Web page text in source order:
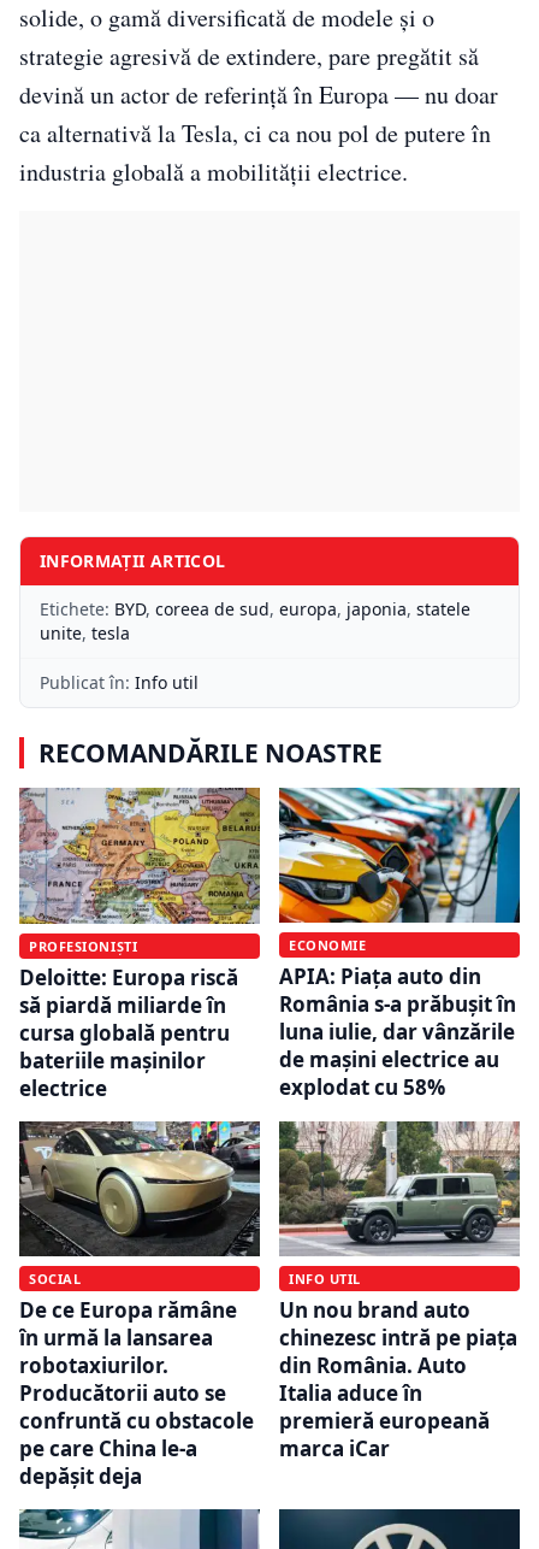
solide, o gamă diversificată de modele și o
strategie agresivă de extindere, pare pregătit să
devină un actor de referință în Europa — nu doar
ca alternativă la Tesla, ci ca nou pol de putere în
industria globală a mobilității electrice.
INFORMAȚII ARTICOL
Etichete: BYD, coreea de sud, europa, japonia, statele
unite, tesla
Publicat în: Info util
RECOMANDĂRILE NOASTRE
PROFESIONIȘTI
Deloitte: Europa riscă
să piardă miliarde în
cursa globală pentru
bateriile mașinilor
electrice
ECONOMIE
APIA: Piața auto din
România s-a prăbușit în
luna iulie, dar vânzările
de mașini electrice au
explodat cu 58%
SOCIAL
De ce Europa rămâne
în urmă la lansarea
robotaxiurilor.
Producătorii auto se
confruntă cu obstacole
pe care China le-a
depășit deja
INFO UTIL
Un nou brand auto
chinezesc intră pe piața
din România. Auto
Italia aduce în
premieră europeană
marca iCar